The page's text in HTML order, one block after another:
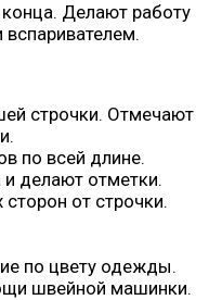
Делают работу
строчки. Отмечают
по всей длине.
делают отметки.
от строчки.
по цвету одежды.
швейной машинки.